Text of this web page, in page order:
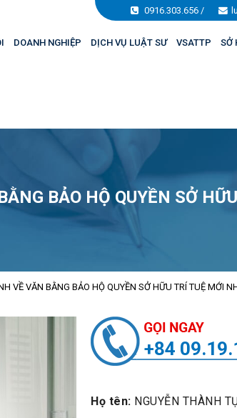
0916.303.656 /
DOANH NGHIỆP DỊCH VỤ LUẬT SƯ VSATTP SỞ
BẢO HỘ QUYỀN SỞ
VỀ VĂN BẰNG BẢO HỘ QUYỀN SỞ HỮU TRÍ TUỆ MỚI
+84
Họ tên: NGUYỄN THÀNH